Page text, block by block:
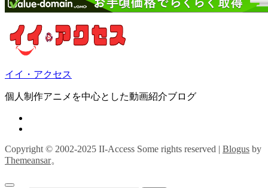
イイ・アクセス
個人制作アニメを中心とした動画紹介ブログ
Copyright © 2002-2025 II-Access Some rights reserved | Blogus by
Themeansar。